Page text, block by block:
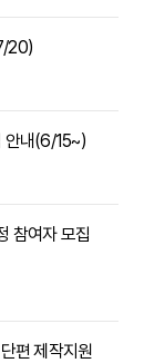
20)
안내(6/15~)
참여자 모집
편 제작지원